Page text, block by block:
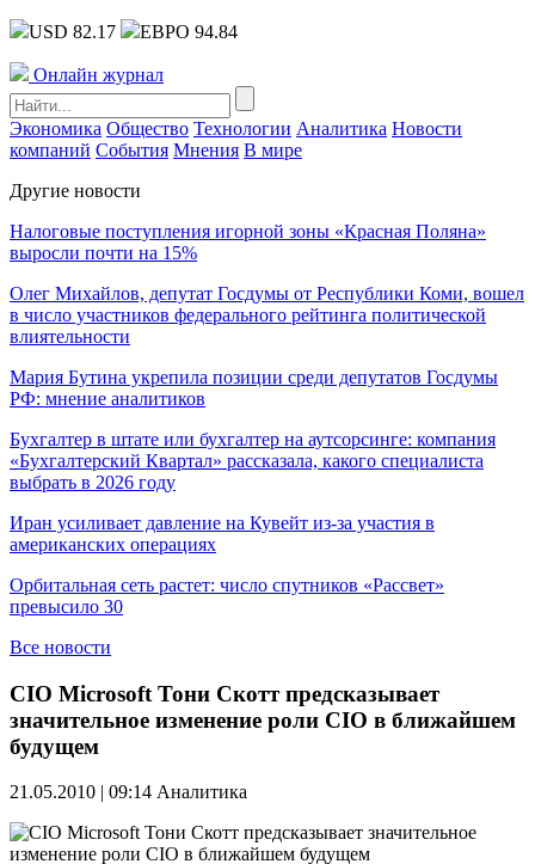
USD 82.17 ЕВРО 94.84
Онлайн журнал
Экономика Общество Технологии Аналитика Новости
компаний События Мнения В мире
Другие новости
Налоговые поступления игорной зоны «Красная Поляна»
выросли почти на 15%
Олег Михайлов, депутат Госдумы от Республики Коми, вошел
в число участников федерального рейтинга политической
влиятельности
Мария Бутина укрепила позиции среди депутатов Госдумы
РФ: мнение аналитиков
Бухгалтер в штате или бухгалтер на аутсорсинге: компания
«Бухгалтерский Квартал» рассказала, какого специалиста
выбрать в 2026 году
Иран усиливает давление на Кувейт из-за участия в
американских операциях
Орбитальная сеть растет: число спутников «Рассвет»
превысило 30
Все новости
CIO Microsoft Тони Скотт предсказывает
значительное изменение роли CIO в ближайшем
будущем
21.05.2010 | 09:14 Аналитика